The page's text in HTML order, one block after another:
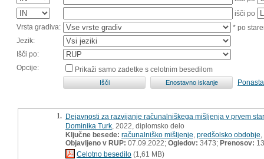
išči po
Vrsta gradiva:
* po
Jezik:
Išči po:
Opcije:
Prikaži samo zadetke s celotnim besedilom
1. Dejavnosti za razvijanje računalniškega mišljenja v prvem
Dominika Turk , 2022, diplomsko delo
Ključne besede: računalniško mišljenje predšolsko obdobje
Objavljeno v RUP: 07.09.2022; Ogledov: 3473; Prenosov:
Celotno besedilo (1,61 MB)